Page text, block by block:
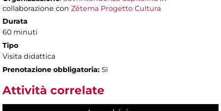
collaborazione con Zètema Progetto Cultura
Durata
60 minuti
Tipo
Visita didattica
Prenotazione obbligatoria: Sì
Attività correlate